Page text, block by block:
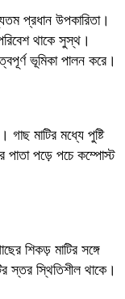
প্রধান উপকারিতা।
থাকে সুস্থ।
ভূমিকা পালন করে।
গাছ মাটির মধ্যে পুষ্টি
পাতা পড়ে পচে কম্পোস্ট
শিকড় মাটির সঙ্গে
স্তর স্থিতিশীল থাকে।